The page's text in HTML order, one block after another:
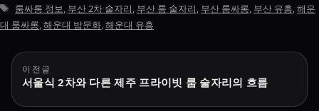
테
고
리
태
그
룸싸롱 정보 부산 2차 술자리 부산 룸 술자리 부산 룸싸롱 부산 유흥 해운
대 룸싸롱 해운대 밤문화 해운대 유흥
글
탐
이전글
서울식 2차와 다른 제주 프라이빗 룸 술자리의 흐름